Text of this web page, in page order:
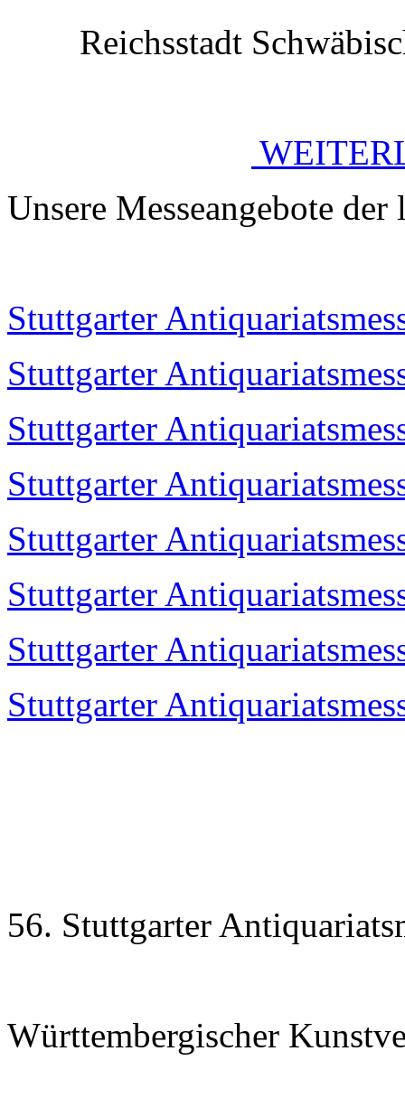
Reichsstadt
Unsere Messeangebote der
Stuttgarter
Stuttgarter
Stuttgarter
Stuttgarter
Stuttgarter
Stuttgarter
Stuttgarter
Stuttgarter
56. Stuttgarter
Württembergischer